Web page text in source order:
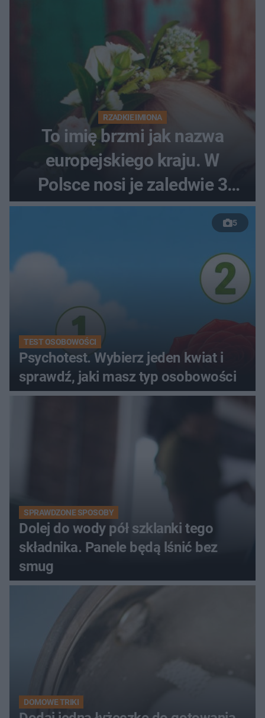
RZADKIE IMIONA
To imię brzmi jak nazwa
europejskiego kraju. W
Polsce nosi je zaledwie 3
kobiety
5
TEST OSOBOWOŚCI
Psychotest. Wybierz jeden kwiat i
sprawdź, jaki masz typ osobowości
SPRAWDZONE SPOSOBY
Dolej do wody pół szklanki tego
składnika. Panele będą lśnić bez
smug
DOMOWE TRIKI